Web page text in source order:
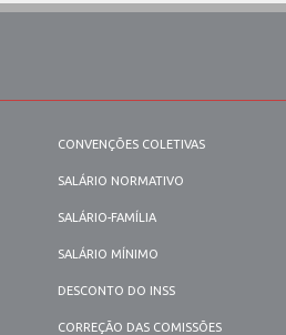
CONVENÇÕES COLETIVAS
SALÁRIO NORMATIVO
SALÁRIO-FAMÍLIA
SALÁRIO MÍNIMO
DESCONTO DO INSS
CORREÇÃO DAS COMISSÕES